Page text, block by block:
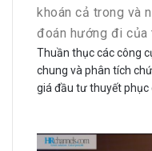
khoán cả trong và
đoán hướng đi của
Thuần thục các công
chung và phân tích
giá đầu tư thuyết phục